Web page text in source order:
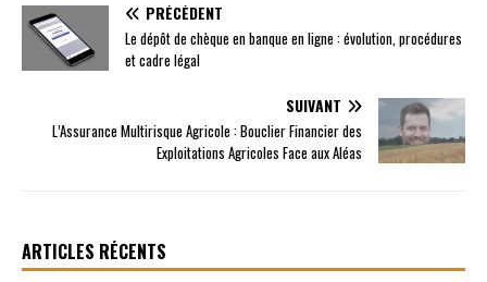
PRÉCÉDENT
Le dépôt de chèque en banque en ligne : évolution, procédures
et cadre légal
SUIVANT
L’Assurance Multirisque Agricole : Bouclier Financier des
Exploitations Agricoles Face aux Aléas
ARTICLES RÉCENTS